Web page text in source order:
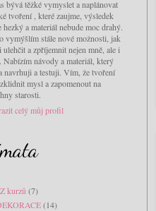
bývá těžké vymyslet a naplánovat
tvoření , které zaujme, výsledek
hezký a materiál nebude moc drahý.
vymýšlím stále nové možnosti, jak
ulehčit a zpříjemnit nejen mně, ale i
Nabízím návody a materiál, který
navrhuji a testuji. Vím, že tvoření
mysl a zapomenout na
starosti.
celý můj profil
kurzů (7)
(14)